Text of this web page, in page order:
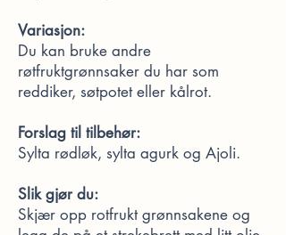
Variasjon:
Du kan bruke andre
røtfruktgrønnsaker du har som
reddiker, søtpotet eller kålrot.
Forslag til tilbehør:
Sylta rødløk, sylta agurk og Ajoli.
Slik gjør du:
Skjær opp rotfrukt grønnsakene og